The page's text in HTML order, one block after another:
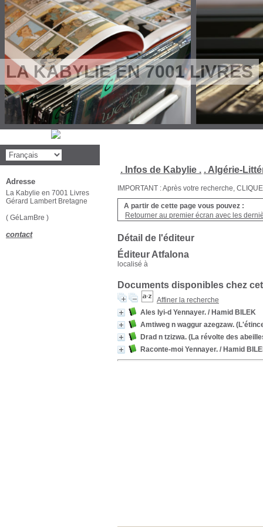
LA KABYLIE EN 7001 LIVRES
. Infos de Kabylie . . Algérie-
IMPORTANT : Après votre recherche,
A partir de cette page vous pouvez :
Retourner au premier écran avec les
Détail de l'éditeur
Éditeur Atfalona
localisé à
Documents disponibles chez
Affiner la recherche
Ales Iyi-d Yennayer. / Hamid BILEK
Amtiweg n waggur azegzaw.
Drad n tzizwa. (La révolte des
Raconte-moi Yennayer. / Hamid
Adresse
La Kabylie en 7001 Livres
Gérard Lambert Bretagne
( GéLamBre )
contact